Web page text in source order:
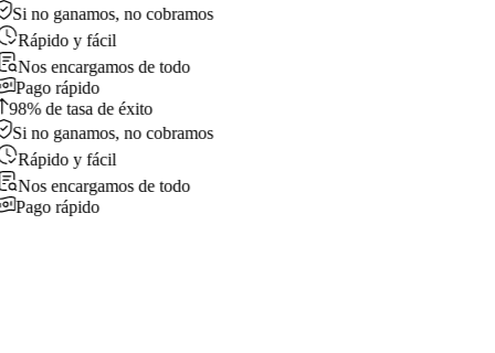
Si no ganamos, no cobramos
Rápido y fácil
Nos encargamos de todo
Pago rápido
98% de tasa de éxito
Si no ganamos, no cobramos
Rápido y fácil
Nos encargamos de todo
Pago rápido